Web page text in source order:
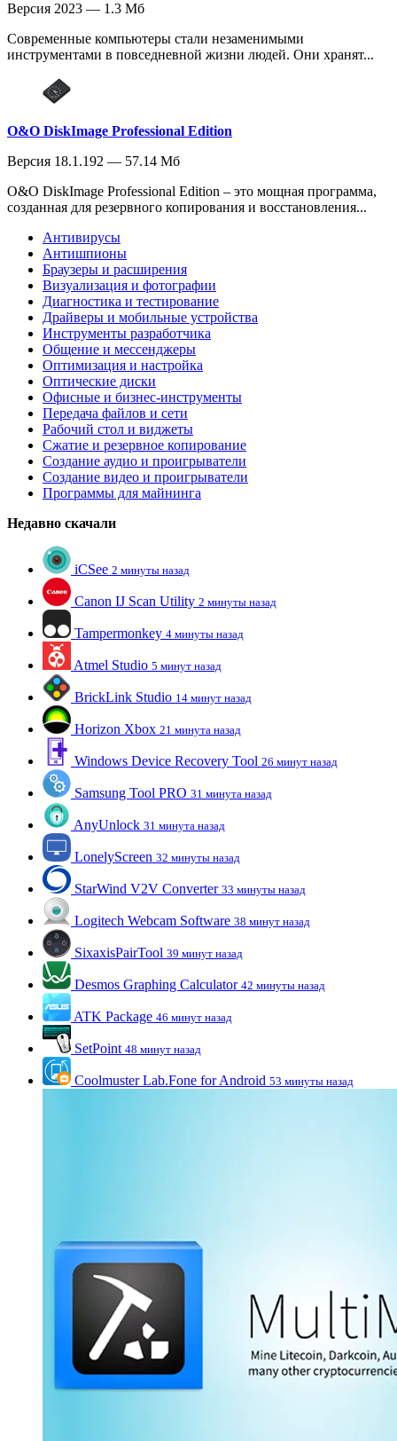
Версия 2023 — 1.3 Мб
Современные компьютеры стали незаменимыми
инструментами в повседневной жизни людей. Они хранят...
O&O DiskImage Professional Edition
Версия 18.1.192 — 57.14 Мб
O&O DiskImage Professional Edition – это мощная программа,
созданная для резервного копирования и восстановления...
Антивирусы
Антишпионы
Браузеры и расширения
Визуализация и фотографии
Диагностика и тестирование
Драйверы и мобильные устройства
Инструменты разработчика
Общение и мессенджеры
Оптимизация и настройка
Оптические диски
Офисные и бизнес-инструменты
Передача файлов и сети
Рабочий стол и виджеты
Сжатие и резервное копирование
Создание аудио и проигрыватели
Создание видео и проигрыватели
Программы для майнинга
Недавно скачали
iCSee 2 минуты назад
Canon IJ Scan Utility 2 минуты назад
Tampermonkey 4 минуты назад
Atmel Studio 5 минут назад
BrickLink Studio 14 минут назад
Horizon Xbox 21 минута назад
Windows Device Recovery Tool 26 минут назад
Samsung Tool PRO 31 минута назад
AnyUnlock 31 минута назад
LonelyScreen 32 минуты назад
StarWind V2V Converter 33 минуты назад
Logitech Webcam Software 38 минут назад
SixaxisPairTool 39 минут назад
Desmos Graphing Calculator 42 минуты назад
ATK Package 46 минут назад
SetPoint 48 минут назад
Coolmuster Lab.Fone for Android 53 минуты назад